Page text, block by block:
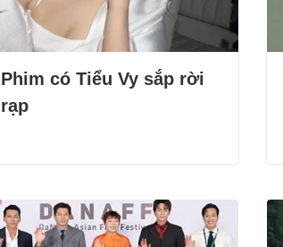
Phim có Tiểu Vy sắp rời
rạp